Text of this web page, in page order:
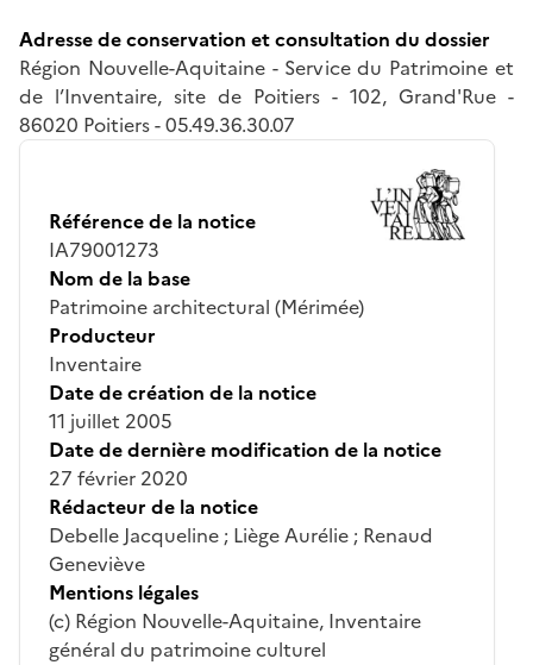
Adresse de conservation et consultation du dossier
Région Nouvelle-Aquitaine - Service du Patrimoine et
de l’Inventaire, site de Poitiers - 102, Grand'Rue -
86020 Poitiers - 05.49.36.30.07
Référence de la notice
IA79001273
Nom de la base
Patrimoine architectural (Mérimée)
Producteur
Inventaire
Date de création de la notice
11 juillet 2005
Date de dernière modification de la notice
27 février 2020
Rédacteur de la notice
Debelle Jacqueline ; Liège Aurélie ; Renaud
Geneviève
Mentions légales
(c) Région Nouvelle-Aquitaine, Inventaire
général du patrimoine culturel